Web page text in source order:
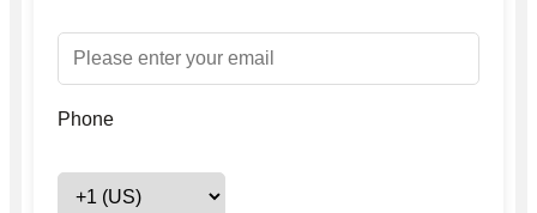
Phone